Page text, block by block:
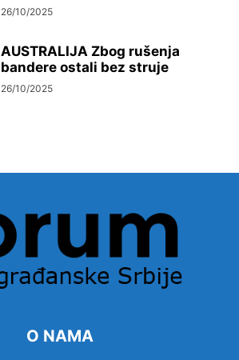
26/10/2025
AUSTRALIJA Zbog rušenja
bandere ostali bez struje
26/10/2025
O NAMA